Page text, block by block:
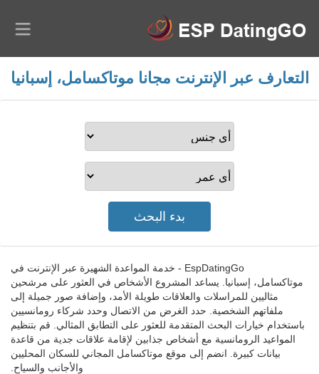
التعارف عبر الإنترنت مجانا موتاكسامل، إسبانيا
EspDatingGo - خدمة المواعدة الشهيرة عبر الإنترنت في
موتاكسامل، إسبانيا. يساعد المشروع الأشخاص في العثور على مرشحين
مثاليين للمراسلات والعلاقات طويلة الأمد، وإضافة صور جميلة إلى
ملفاتهم الشخصية. حدد الغرض من الاتصال وحدد شركاء رومانسيين
باستخدام خيارات البحث المتقدمة للعثور على التطابق المثالي. قم بتنظيم
المواعيد الرومانسية مع أشخاص جذابين لإقامة علاقات جدية من قاعدة
بيانات كبيرة. انضم إلى موقع موتاكسامل المجاني للسكان المحليين
والأجانب والسياح.